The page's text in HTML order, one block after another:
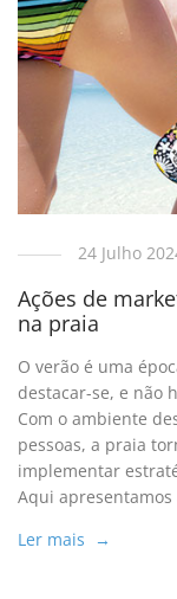
24 Julho
Ações de
na praia
O verão é uma
destacar-se, e não
Com o ambiente
pessoas, a praia
implementar
Aqui
Ler mais →